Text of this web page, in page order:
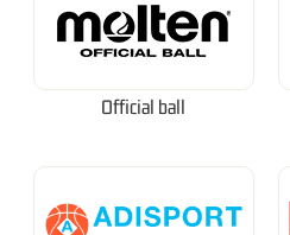
Official ball